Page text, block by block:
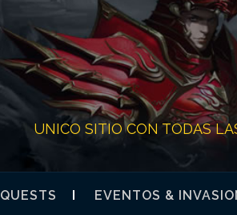
UNICO SITIO CON TODAS
QUESTS EVENTOS &